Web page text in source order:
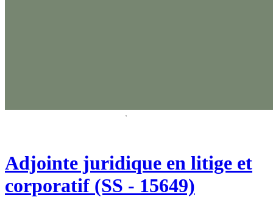
Adjointe juridique en litige et
corporatif (SS - 15649)